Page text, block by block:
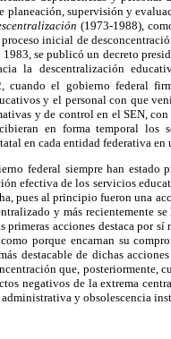
planeación, supervisión y
(1973-1988),
inicial de
se publicó un decreto
la descentralización
el gobierno federal
y el personal con que
y de control en el SEN,
en forma temporal los
en cada entidad federativa
federal siempre han
efectiva de los servicios
pues al principio fueron una
y más recientemente
acciones destaca por
porque encarnan su
destacable de dichas
que, posteriormente,
negativos de la extrema
y obsolescencia